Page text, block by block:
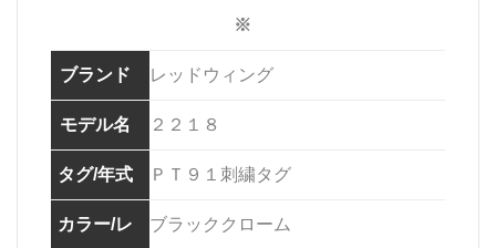
※
ブランド レッドウィング
モデル名 ２２１８
タグ/年式 ＰＴ９１刺繍タグ
カラー/レ
ブラッククローム